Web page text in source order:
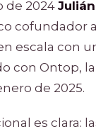
de 2024
cofundador
escala con
con Ontop,
de 2025.
es clara: